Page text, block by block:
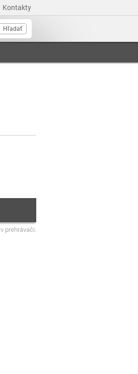
Kontakty
Hľadať
v prehrávači.